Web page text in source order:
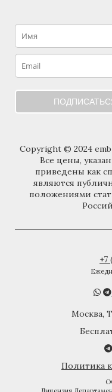
Copyright © 2024
Все цены,
приведены как
являются
положениями
+7
Москва,
Политика